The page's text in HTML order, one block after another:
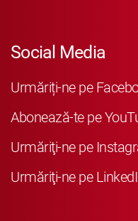
Social Media
Urmăriți-ne pe
Abonează-te pe
Urmăriţi-ne pe
Urmăriţi-ne pe